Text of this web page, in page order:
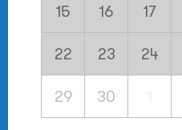
15 16 17
22 23 24
29 30